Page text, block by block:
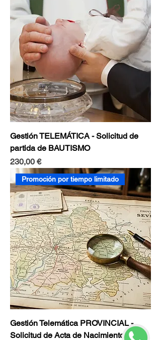
Gestión TELEMÁTICA - Solicitud de
partida de BAUTISMO
Precio
230,00 €
Promoción por tiempo limitado
Gestión Telemática PROVINCIAL -
Solicitud de Acta de Nacimiento